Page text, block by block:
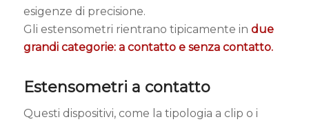
esigenze di precisione.
Gli estensometri rientrano tipicamente in due
grandi categorie: a contatto e senza contatto.
Estensometri a contatto
Questi dispositivi, come la tipologia a clip o i